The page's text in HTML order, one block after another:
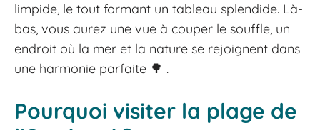
limpide, le tout formant un tableau splendide. Là-
bas, vous aurez une vue à couper le souffle, un
endroit où la mer et la nature se rejoignent dans
une harmonie parfaite 🌳 .
Pourquoi visiter la plage de